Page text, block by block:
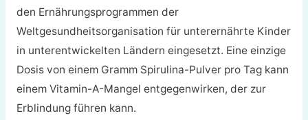
den Ernährungsprogrammen der
Weltgesundheitsorganisation für unterernährte Kinder
in unterentwickelten Ländern eingesetzt. Eine einzige
Dosis von einem Gramm Spirulina-Pulver pro Tag kann
einem Vitamin-A-Mangel entgegenwirken, der zur
Erblindung führen kann.